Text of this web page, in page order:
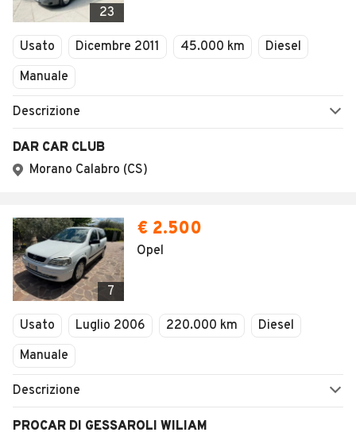
23
Usato Dicembre 2011 45.000 km
Diesel
Manuale
Descrizione
DAR CAR CLUB
Morano Calabro (CS)
7
€ 2.500
Opel
Usato Luglio 2006 220.000 km
Diesel
Manuale
Descrizione
PROCAR DI GESSAROLI WILIAM